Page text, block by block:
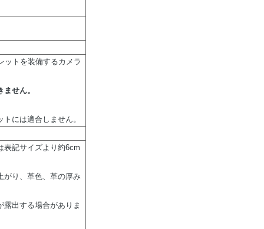
ットを装備するカメラ
せん。
には適合しません。
表記サイズより約6cm
がり、革色、革の厚み
出する場合がありま